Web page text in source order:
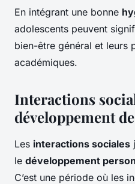
En intégrant une bonne
adolescents peuvent
bien-être général et leurs
académiques.
Interactions
développement
Les interactions sociales
le développement
C’est une période où les